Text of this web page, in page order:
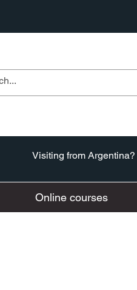
Visiting from Argentina?
Online courses